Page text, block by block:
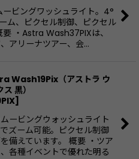
ビングワッシュライト。4°
ム、ピクセル制御、ピクセル
・Astra Wash37PIXは、
アリーナツアー、会…
Wash19Pix（アストラ ウ
黒）
]
ービングウォッシュライト
ズーム可能。ピクセル制御
備えています。 概要 ・ツア
各種イベントで優れた明る